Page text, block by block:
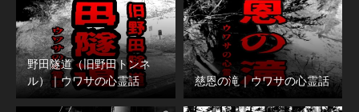
野田隧道（旧野田トンネ
ル）｜ウワサの心霊話
慈恩の滝｜ウワサの心霊話